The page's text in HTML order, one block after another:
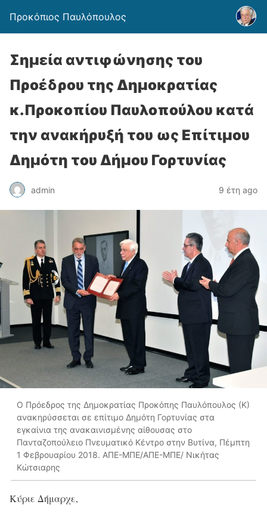
Προκόπιος Παυλόπουλος
Σημεία αντιφώνησης του
Προέδρου της Δημοκρατίας
κ.Προκοπίου Παυλοπούλου κατά
την ανακήρυξή του ως Επίτιμου
Δημότη του Δήμου Γορτυνίας
admin 9 έτη ago
Ο Πρόεδρος της Δημοκρατίας Προκόπης Παυλόπουλος (Κ)
ανακηρύσσεται σε επίτιμο Δημότη Γορτυνίας στα
εγκαίνια της ανακαινισμένης αίθουσας στο
Πανταζοπούλειο Πνευματικό Κέντρο στην Βυτίνα, Πέμπτη
1 Φεβρουαρίου 2018. ΑΠΕ-ΜΠΕ/ΑΠΕ-ΜΠΕ/ Νικήτας
Κώτσιαρης
Κύριε Δήμαρχε,